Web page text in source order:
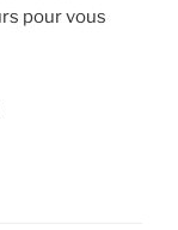
pour vous